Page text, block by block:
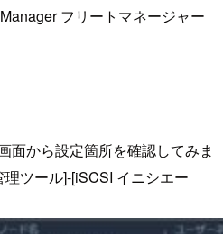
フリートマネージャー
面から設定箇所を確認してみま
ツール]-[iSCSI イニシエー